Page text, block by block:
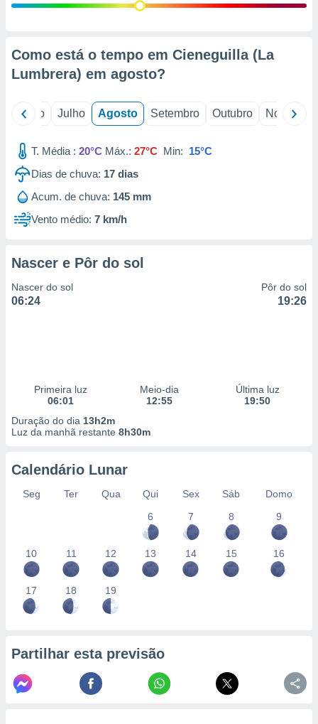
estudos
de
1199
Como está o tempo em Cieneguilla (La
Lumbrera) em agosto?
Junho Julho Agosto Setembro Outubro Novembro
T. Média : 20°C Máx.: 27°C Min: 15°C
Dias de chuva: 17 dias
Acum. de chuva: 145 mm
Vento médio: 7 km/h
Nascer e Pôr do sol
Nascer do sol
06:24
Pôr do sol
19:26
Primeira luz
06:01
Meio-dia
12:55
Última luz
19:50
Duração do dia 13h2m
Luz da manhã restante 8h30m
Calendário Lunar
Seg Ter Qua Qui Sex Sáb
Domo
6
7 8 9
10 11 12 13 14 15 16
17 18 19
Partilhar esta previsão